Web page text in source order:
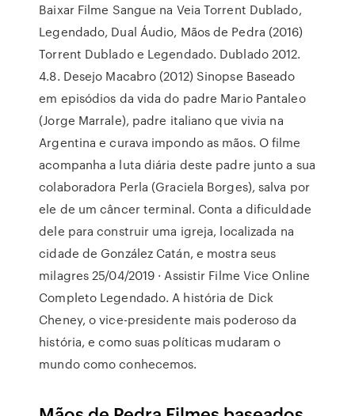
Baixar Filme Sangue na Veia Torrent Dublado,
Legendado, Dual Áudio, Mãos de Pedra (2016)
Torrent Dublado e Legendado. Dublado 2012.
4.8. Desejo Macabro (2012) Sinopse Baseado
em episódios da vida do padre Mario Pantaleo
(Jorge Marrale), padre italiano que vivia na
Argentina e curava impondo as mãos. O filme
acompanha a luta diária deste padre junto a sua
colaboradora Perla (Graciela Borges), salva por
ele de um câncer terminal. Conta a dificuldade
dele para construir uma igreja, localizada na
cidade de González Catán, e mostra seus
milagres 25/04/2019 · Assistir Filme Vice Online
Completo Legendado. A história de Dick
Cheney, o vice-presidente mais poderoso da
história, e como suas políticas mudaram o
mundo como conhecemos.